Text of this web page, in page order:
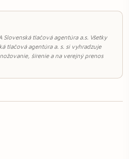
Slovenská tlačová agentúra a.s. Všetky
tlačová agentúra a. s. si vyhradzuje
šírenie a na verejný prenos